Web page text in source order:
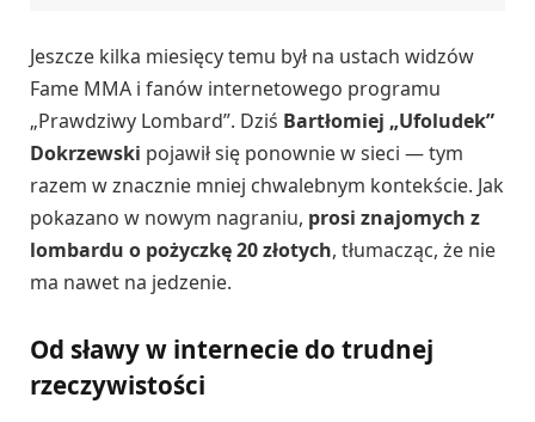
Jeszcze kilka miesięcy temu był na ustach widzów
Fame MMA i fanów internetowego programu
„Prawdziwy Lombard”. Dziś Bartłomiej „Ufoludek”
Dokrzewski pojawił się ponownie w sieci — tym
razem w znacznie mniej chwalebnym kontekście. Jak
pokazano w nowym nagraniu, prosi znajomych z
lombardu o pożyczkę 20 złotych, tłumacząc, że nie
ma nawet na jedzenie.
Od sławy w internecie do trudnej
rzeczywistości